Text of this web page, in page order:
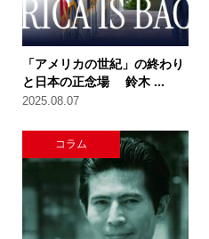
「アメリカの世紀」の終わり
と日本の正念場 鈴木 ...
2025.08.07
コラム